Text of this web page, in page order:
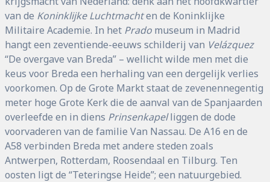
van de Koninklijke Luchtmachten de Koninklijke
Militaire Academie. In het Prado museum in Madrid
hangt een zeventiende-eeuws schilderij van Velázquez
“De overgave van Breda” – wellicht wilde men met die
keus voor Breda een herhaling van een dergelijk verlies
voorkomen. Op de Grote Markt staat de zevenennegentig
meter hoge Grote Kerk die de aanval van de Spanjaarden
overleefde en in diens Prinsenkapelliggen de dode
voorvaderen van de familie Van Nassau. De A16 en de
A58 verbinden Breda met andere steden zoals
Antwerpen, Rotterdam, Roosendaal en Tilburg. Ten
oosten ligt de “Teteringse Heide”; een natuurgebied.